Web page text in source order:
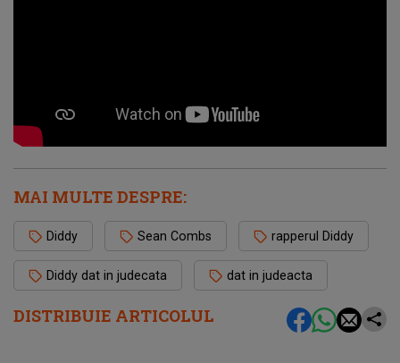
DISTRIBUIE ARTICOLUL
MAI MULTE DESPRE:
Diddy Sean Combs rapperul Diddy
Diddy dat in judecata dat in judeacta